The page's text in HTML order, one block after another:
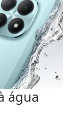
água